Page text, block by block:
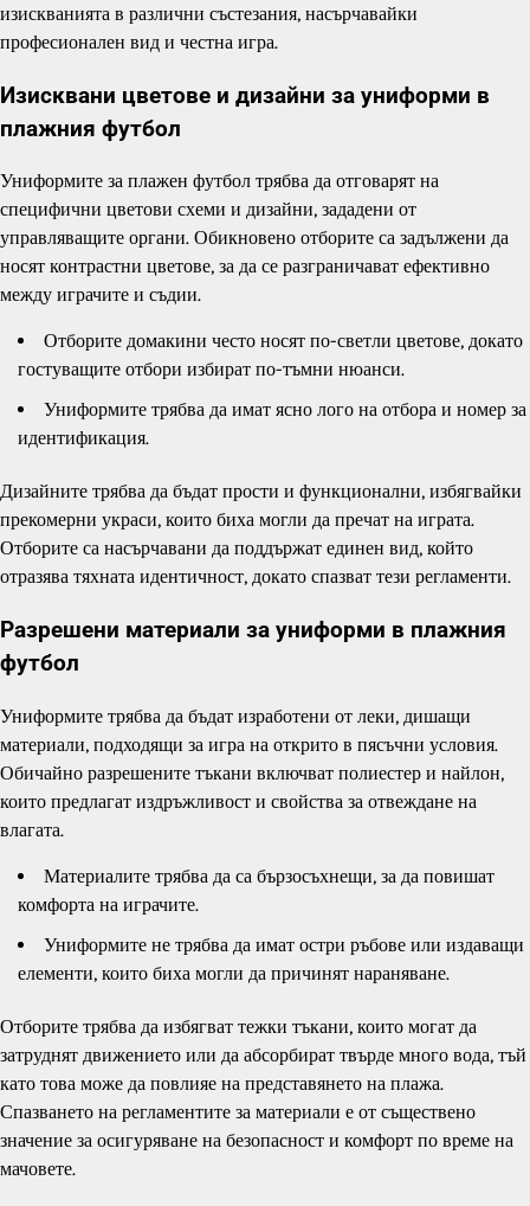
изискванията в различни състезания, насърчавайки
професионален вид и честна игра.
Изисквани цветове и дизайни за униформи в
плажния футбол
Униформите за плажен футбол трябва да отговарят на
специфични цветови схеми и дизайни, зададени от
управляващите органи. Обикновено отборите са задължени да
носят контрастни цветове, за да се разграничават ефективно
между играчите и съдии.
Отборите домакини често носят по-светли цветове, докато
гостуващите отбори избират по-тъмни нюанси.
Униформите трябва да имат ясно лого на отбора и номер за
идентификация.
Дизайните трябва да бъдат прости и функционални, избягвайки
прекомерни украси, които биха могли да пречат на играта.
Отборите са насърчавани да поддържат единен вид, който
отразява тяхната идентичност, докато спазват тези регламенти.
Разрешени материали за униформи в плажния
футбол
Униформите трябва да бъдат изработени от леки, дишащи
материали, подходящи за игра на открито в пясъчни условия.
Обичайно разрешените тъкани включват полиестер и найлон,
които предлагат издръжливост и свойства за отвеждане на
влагата.
Материалите трябва да са бързосъхнещи, за да повишат
комфорта на играчите.
Униформите не трябва да имат остри ръбове или издаващи
елементи, които биха могли да причинят нараняване.
Отборите трябва да избягват тежки тъкани, които могат да
затруднят движението или да абсорбират твърде много вода, тъй
като това може да повлияе на представянето на плажа.
Спазването на регламентите за материали е от съществено
значение за осигуряване на безопасност и комфорт по време на
мачовете.